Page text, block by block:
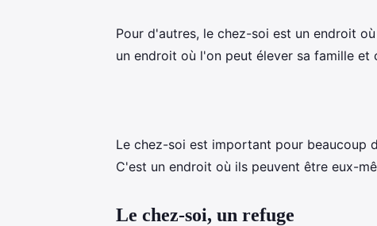
Pour d'autres, le chez-soi est un endroit
un endroit où l'on peut élever sa famille et
Le chez-soi est important pour beaucoup
C'est un endroit où ils peuvent être eux-
Le chez-soi, un refuge